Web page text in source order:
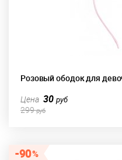
Розовый ободок для
Цена 30руб
299руб
90